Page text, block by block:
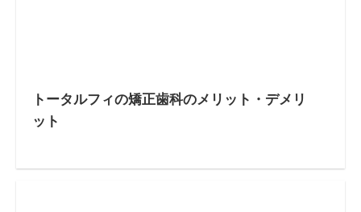
トータルフィの矯正歯科のメリット・デメリ
ット